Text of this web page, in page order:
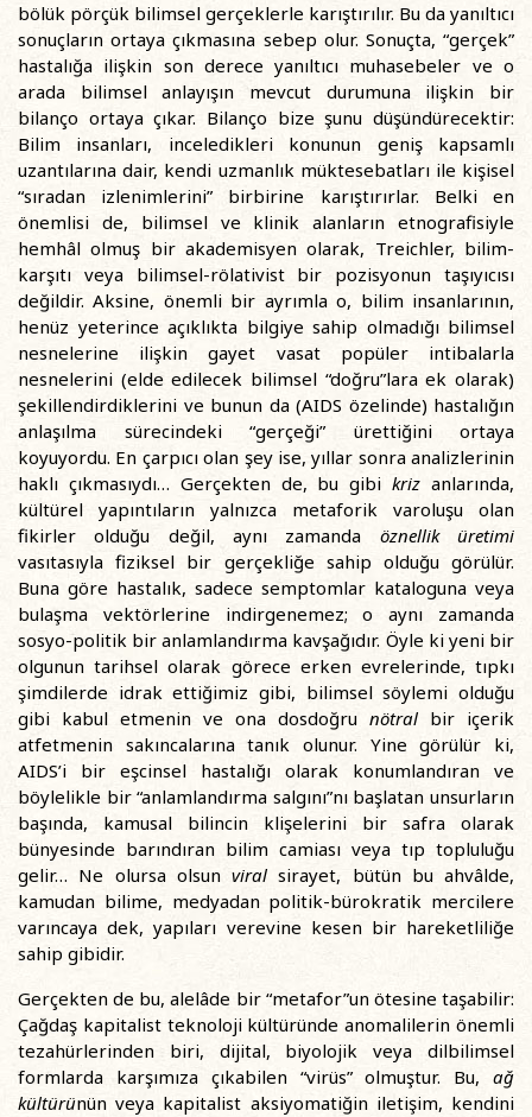
bölük pörçük bilimsel gerçeklerle karıştırılır. Bu da yanıltıcı
sonuçların ortaya çıkmasına sebep olur. Sonuçta, “gerçek”
hastalığa ilişkin son derece yanıltıcı muhasebeler ve o
arada bilimsel anlayışın mevcut durumuna ilişkin bir
bilanço ortaya çıkar. Bilanço bize şunu düşündürecektir:
Bilim insanları, inceledikleri konunun geniş kapsamlı
uzantılarına dair, kendi uzmanlık müktesebatları ile kişisel
“sıradan izlenimlerini” birbirine karıştırırlar. Belki en
önemlisi de, bilimsel ve klinik alanların etnografisiyle
hemhâl olmuş bir akademisyen olarak, Treichler, bilim-
karşıtı veya bilimsel-rölativist bir pozisyonun taşıyıcısı
değildir. Aksine, önemli bir ayrımla o, bilim insanlarının,
henüz yeterince açıklıkta bilgiye sahip olmadığı bilimsel
nesnelerine ilişkin gayet vasat popüler intibalarla
nesnelerini (elde edilecek bilimsel “doğru”lara ek olarak)
şekillendirdiklerini ve bunun da (AIDS özelinde) hastalığın
anlaşılma sürecindeki “gerçeği” ürettiğini ortaya
koyuyordu. En çarpıcı olan şey ise, yıllar sonra analizlerinin
haklı çıkmasıydı… Gerçekten de, bu gibikriz anlarında,
kültürel yapıntıların yalnızca metaforik varoluşu olan
fikirler olduğu değil, aynı zamanda öznellik üretimi
vasıtasıyla fiziksel bir gerçekliğe sahip olduğu görülür.
Buna göre hastalık, sadece semptomlar kataloguna veya
bulaşma vektörlerine indirgenemez; o aynı zamanda
sosyo-politik bir anlamlandırma kavşağıdır. Öyle ki yeni bir
olgunun tarihsel olarak görece erken evrelerinde, tıpkı
şimdilerde idrak ettiğimiz gibi, bilimsel söylemi olduğu
gibi kabul etmenin ve ona dosdoğru nötral bir içerik
atfetmenin sakıncalarına tanık olunur. Yine görülür ki,
AIDS’i bir eşcinsel hastalığı olarak konumlandıran ve
böylelikle bir “anlamlandırma salgını”nı başlatan unsurların
başında, kamusal bilincin klişelerini bir safra olarak
bünyesinde barındıran bilim camiası veya tıp topluluğu
gelir… Ne olursa olsun viral sirayet, bütün bu ahvâlde,
kamudan bilime, medyadan politik-bürokratik mercilere
varıncaya dek, yapıları verevine kesen bir hareketliliğe
sahip gibidir.
Gerçekten de bu, alelâde bir “metafor”un ötesine taşabilir:
Çağdaş kapitalist teknoloji kültüründe anomalilerin önemli
tezahürlerinden biri, dijital, biyolojik veya dilbilimsel
formlarda karşımıza çıkabilen “virüs” olmuştur. Bu, ağ
kültürünün veya kapitalist aksiyomatiğin iletişim, kendini